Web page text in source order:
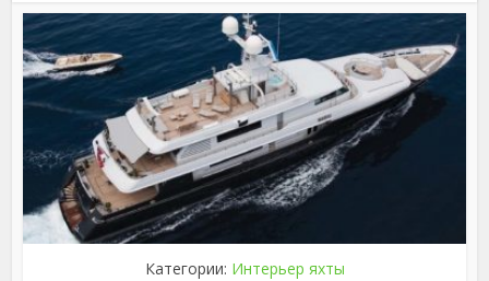
Категории: Интерьер яхты